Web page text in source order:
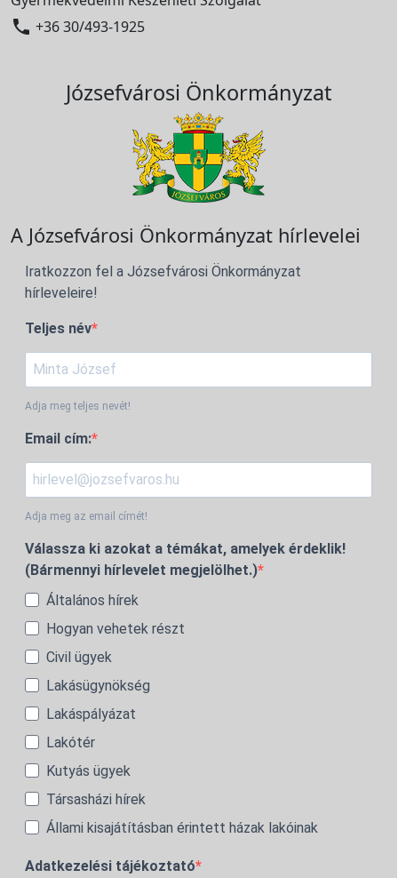
 +36 30/493-1925
Józsefvárosi Önkormányzat
A Józsefvárosi Önkormányzat hírlevelei
Iratkozzon fel a Józsefvárosi Önkormányzat
hírleveleire!
Teljes név
Adja meg teljes nevét!
Email cím:
Adja meg az email címét!
Válassza ki azokat a témákat, amelyek érdeklik!
(Bármennyi hírlevelet megjelölhet.)
Általános hírek
Hogyan vehetek részt
Civil ügyek
Lakásügynökség
Lakáspályázat
Lakótér
Kutyás ügyek
Társasházi hírek
Állami kisajátításban érintett házak lakóinak
Adatkezelési tájékoztató